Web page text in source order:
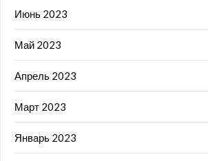
Июнь 2023
Май 2023
Апрель 2023
Март 2023
Январь 2023